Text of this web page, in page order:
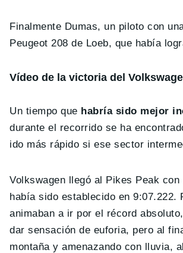
Finalmente Dumas, un piloto con
Peugeot 208 de Loeb, que había
Vídeo de la victoria del
Un tiempo que habría sido mejor
durante el recorrido se ha
ido más rápido si ese sector
Volkswagen llegó al Pikes Peak
había sido establecido en
animaban a ir por el récord
dar sensación de euforia, pero al
montaña y amenazando con lluvia,